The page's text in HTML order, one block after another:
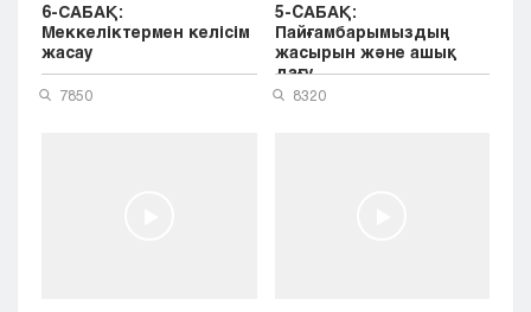
6-САБАҚ:
Меккеліктермен келісім
жасау
7850
5-CАБАҚ:
Пайғамбарымыздың
жасырын және ашық
дағу...
8320